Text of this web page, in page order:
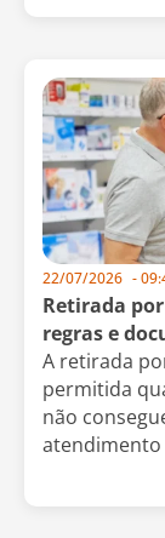
22/07/2026 -
Retirada
regras e
A retirada
permitida
não
atendimento